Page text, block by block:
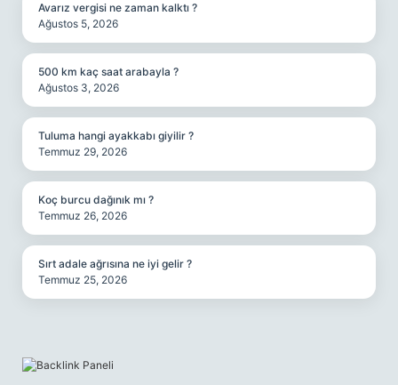
Avarız vergisi ne zaman kalktı ?
Ağustos 5, 2026
500 km kaç saat arabayla ?
Ağustos 3, 2026
Tuluma hangi ayakkabı giyilir ?
Temmuz 29, 2026
Koç burcu dağınık mı ?
Temmuz 26, 2026
Sırt adale ağrısına ne iyi gelir ?
Temmuz 25, 2026